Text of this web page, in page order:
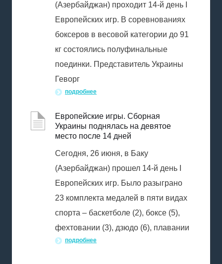
(Азербайджан) проходит 14-й день I
Европейских игр. В соревнованиях
боксеров в весовой категории до 91
кг состоялись полуфинальные
поединки. Представитель Украины
Геворг
подробнее
Европейские игры. Сборная
Украины поднялась на девятое
место после 14 дней
Сегодня, 26 июня, в Баку
(Азербайджан) прошел 14-й день I
Европейских игр. Было разыграно
23 комплекта медалей в пяти видах
спорта – баскетболе (2), боксе (5),
фехтовании (3), дзюдо (6), плавании
подробнее